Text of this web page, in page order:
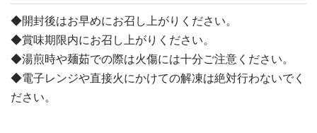
◆開封後はお早めにお召し上がりください。
◆賞味期限内にお召し上がりください。
◆湯煎時や麺茹での際は火傷には十分ご注意ください。
◆電子レンジや直接火にかけての解凍は絶対行わないでく
ださい。